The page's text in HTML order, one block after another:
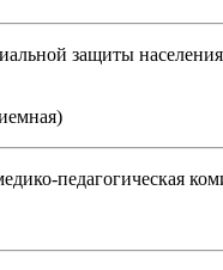
защиты населения
педагогическая